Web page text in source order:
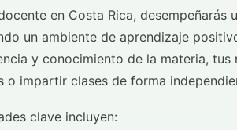
en Costa Rica,
un ambiente de aprendizaje
y conocimiento de la materia,
o impartir clases de forma
clave incluyen: